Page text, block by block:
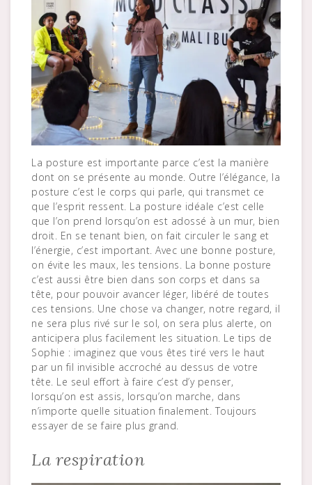
La posture est importante parce c’est la manière
dont on se présente au monde. Outre l’élégance, la
posture c’est le corps qui parle, qui transmet ce
que l’esprit ressent. La posture idéale c’est celle
que l’on prend lorsqu’on est adossé à un mur, bien
droit. En se tenant bien, on fait circuler le sang et
l’énergie, c’est important. Avec une bonne posture,
on évite les maux, les tensions. La bonne posture
c’est aussi être bien dans son corps et dans sa
tête, pour pouvoir avancer léger, libéré de toutes
ces tensions. Une chose va changer, notre regard, il
ne sera plus rivé sur le sol, on sera plus alerte, on
anticipera plus facilement les situation. Le tips de
Sophie : imaginez que vous êtes tiré vers le haut
par un fil invisible accroché au dessus de votre
tête. Le seul effort à faire c’est d’y penser,
lorsqu’on est assis, lorsqu’on marche, dans
n’importe quelle situation finalement. Toujours
essayer de se faire plus grand.
La respiration